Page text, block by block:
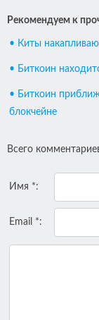
Рекомендуем к
• Киты
• Биткоин
• Биткоин
блокчейне
Всего
Имя *:
Email *: